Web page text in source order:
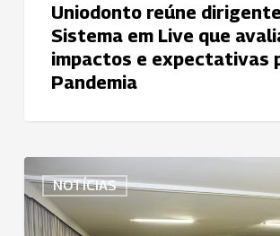
avalia
impactos
expectativas
Uniodonto reúne
Sistema em Live que
impactos e expectativas
Pandemia
NOTÍCIAS
Fortaleza
realiza